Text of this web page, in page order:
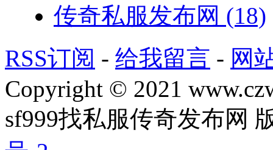
传奇私服发布网 (18)
RSS订阅 - 给我留言 - 网
Copyright © 2021
sf999找私服传奇发布网